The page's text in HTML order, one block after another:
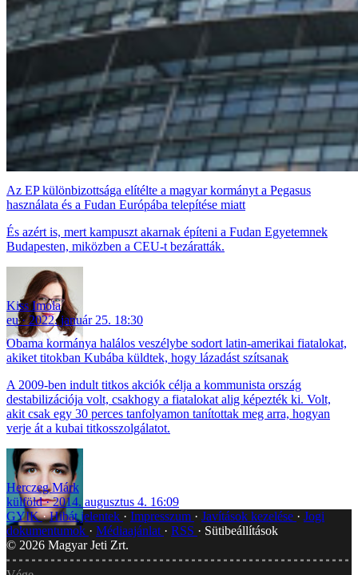
Az EP különbizottsága elítélte a magyar kormányt a Pegasus
használata és a Fudan Európába telepítése miatt
És azért is, mert kampuszt akarnak építeni a Fudan Egyetemnek
Budapesten, miközben a CEU-t bezáratták.
Kiss Imola
eu
2022. január 25. 18:30
Obama kormánya halálos veszélybe sodort latin-amerikai fiatalokat,
akiket titokban Kubába küldtek, hogy lázadást szítsanak
A 2009-ben indult titkos akciók célja a kommunista ország
destabilizációja volt, csakhogy a fiatalokat alig képezték ki. Volt,
akit csak egy 30 perces tanfolyamon tanítottak meg arra, hogyan
verje át a kubai titkosszolgálatot.
Herczeg Márk
külföld
2014. augusztus 4. 16:09
GYIK Hibát jelentek Impresszum Javítások kezelése
Jogi
dokumentumok
Médiaajánlat RSS
Sütibeállítások
© 2026 Magyar Jeti Zrt.